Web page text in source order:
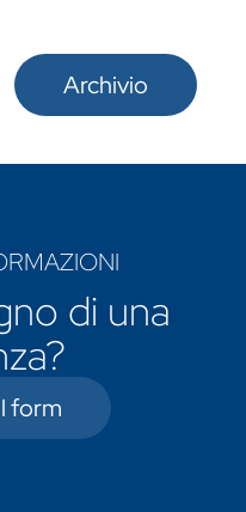
Archivio
di una
form